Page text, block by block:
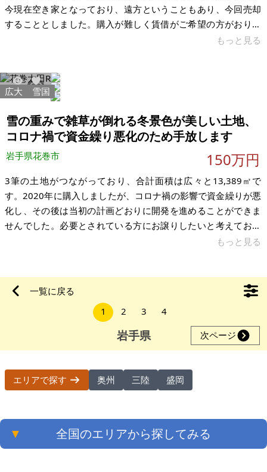
今現在空き家となっており、遠方ということもあり、今回売却
することとしました。購入が難しく賃借がご希望の方がおりま
したら賃借もあります。売却の場合は現状で下記の通りの価格
屋付土地 場所：岩手県久慈市小久慈町 土地：139.94㎡ 建物：
平成8年築 構造：木造2階 現況：空き家 希望価格：380万円
※現状有姿、および公簿売買でのお取引きとなります。
もっと見る
8516 45
広大 雪国
雪の重みで雑草が倒れる冬景色が美しい土地、
コロナ禍で資金繰り悪化のため手放します
岩手県花巻市 150万円
3筆の土地がつながっており、合計面積は広々と13,389㎡で
す。2020年に購入しましたが、コロナ禍の影響で資金繰りが悪
化し、その後は当初の計画どおりに開発を進めることができま
せんでした。必要とされている方にお譲りしたいと考えており
（岩手県道37号花巻平泉線）と、数百メートルの未舗装道路で
直結されて、決して深い山奥や山間の集落ではありませんの
で、活用しやすいと考えます。ご安心ください。 多少の高低差
もっと見る
一覧に戻る
1
2 3 4
岩手県 次ページ
エリアで探す 奥州 三陸 盛岡
▼ 全国のエリアから探してみる